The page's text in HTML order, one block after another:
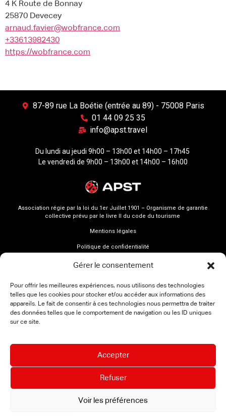
Gérer le consentement
Pour offrir les meilleures expériences, nous utilisons des technologies
telles que les cookies pour stocker et/ou accéder aux informations des
appareils. Le fait de consentir à ces technologies nous permettra de traiter
des données telles que le comportement de navigation ou les ID uniques
sur ce site.
Accepter
Refuser
Voir les préférences
4 K Route de Bonnay
25870 Devecey
arnaud.favier@wobfrance.com
+33613982430
https://wobfrance.com
87-89 rue La Boétie (entrée au 89) - 75008 Paris
01 44 09 25 35
info@apst.travel
Du lundi au jeudi 9h00 – 13h00 et 14h00 – 17h45
Le vendredi de 9h00 – 13h00 et 14h00 – 16h00
Association régie par la loi du 1er Juillet 1901 – Organisme de garantie
collective prévu par le livre II du code du tourisme
Mentions légales
Politique de confidentialité